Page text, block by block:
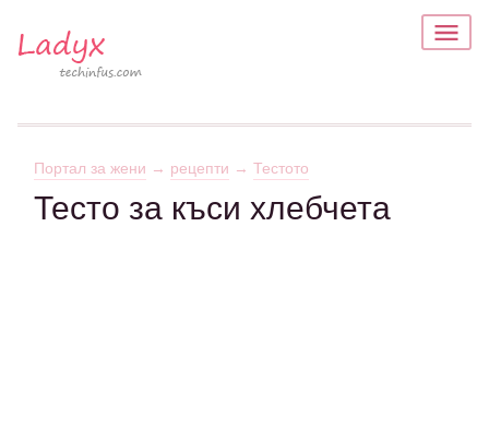
Портал за жени → рецепти → Тестото
Тесто за къси хлебчета